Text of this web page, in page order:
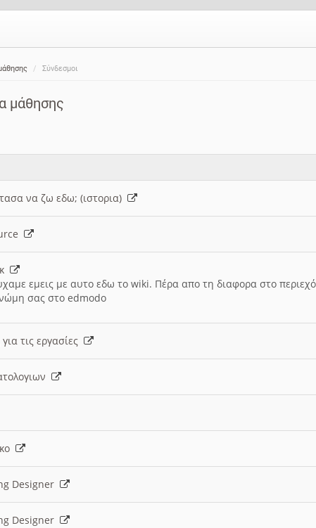
Σύνδεσμοι
μάθησης
να ζω εδω; (ιστορια)
εμεις με αυτο εδω το wiki. Πέρα απο τη διαφορα στο
σας στο edmodo
τις εργασίες
Designer
Designer